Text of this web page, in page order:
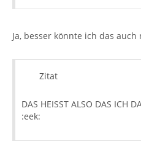
Ja, besser könnte ich das
Zitat
DAS HEISST ALSO DAS ICH
:eek: